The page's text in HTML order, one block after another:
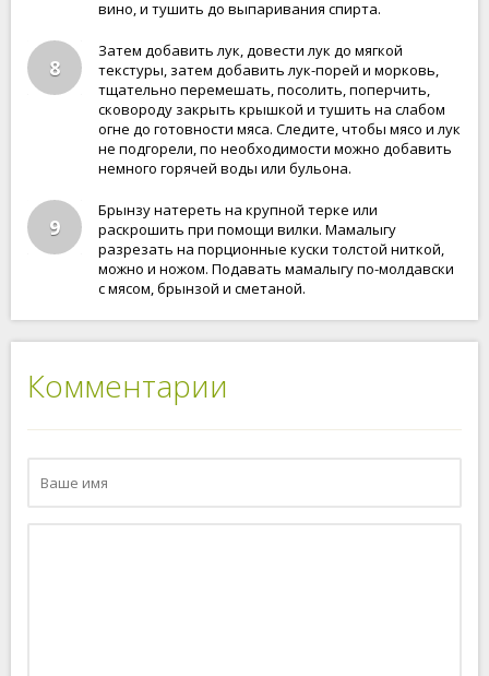
вино, и тушить до выпаривания спирта.
8
Затем добавить лук, довести лук до мягкой
текстуры, затем добавить лук-порей и морковь,
тщательно перемешать, посолить, поперчить,
сковороду закрыть крышкой и тушить на слабом
огне до готовности мяса. Следите, чтобы мясо и лук
не подгорели, по необходимости можно добавить
немного горячей воды или бульона.
9
Брынзу натереть на крупной терке или
раскрошить при помощи вилки. Мамалыгу
разрезать на порционные куски толстой ниткой,
можно и ножом. Подавать мамалыгу по-молдавски
с мясом, брынзой и сметаной.
Комментарии